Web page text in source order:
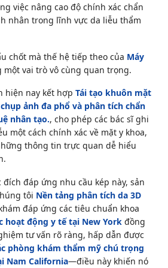
việc nâng cao độ chính xác chẩn
nhân trong lĩnh vực da liễu thẩm
chốt mà thế hệ tiếp theo của Máy
vai trò vô cùng quan trọng.
hiện nay kết hợp Tái tạo khuôn mặt
ảnh đa phổ và phân tích chẩn
nhân tạo., cho phép các bác sĩ ghi
một cách chính xác về mặt y khoa,
thông tin trực quan dễ hiểu
đáp ứng nhu cầu kép này, sản
tôi Nền tảng phân tích da 3D
đáp ứng các tiêu chuẩn khoa
hoạt động y tế tại New Yorkđồng
tư vấn rõ ràng, hấp dẫn được
phòng khám thẩm mỹ chú trọng
Nam California—điều này khiến nó